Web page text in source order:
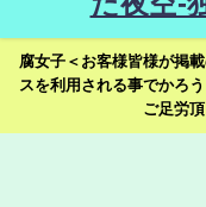
腐女子＜お客様皆様が掲
スを利用される事でかろ
ご足労